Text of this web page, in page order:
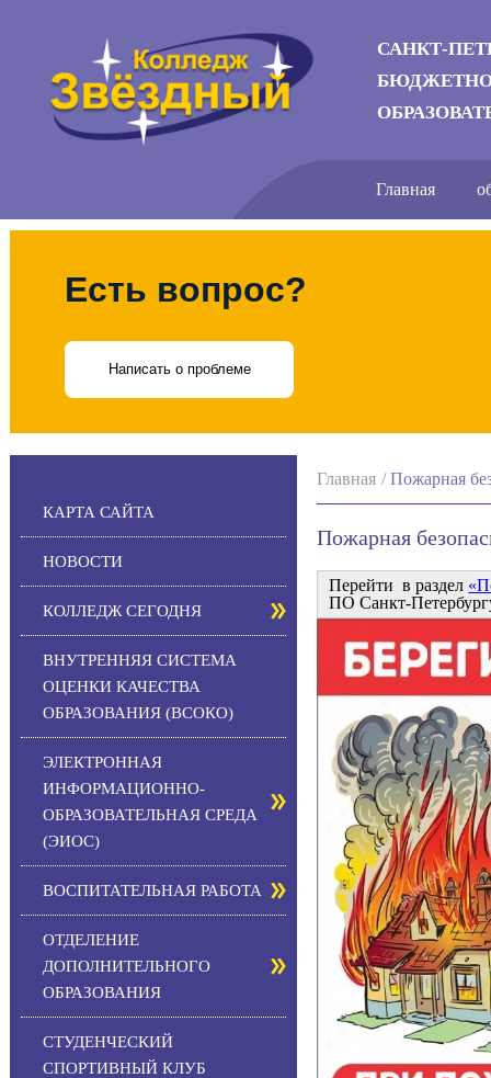
САНКТ-
Главная
Есть вопрос?
Написать о проблеме
КАРТА САЙТА
НОВОСТИ
КОЛЛЕДЖ СЕГОДНЯ
ВНУТРЕННЯЯ СИСТЕМА
ОЦЕНКИ КАЧЕСТВА
ОБРАЗОВАНИЯ (ВСОКО)
ЭЛЕКТРОННАЯ
ИНФОРМАЦИОННО-
ОБРАЗОВАТЕЛЬНАЯ СРЕДА
(ЭИОС)
ВОСПИТАТЕЛЬНАЯ РАБОТА
ОТДЕЛЕНИЕ
ДОПОЛНИТЕЛЬНОГО
ОБРАЗОВАНИЯ
СТУДЕНЧЕСКИЙ
СПОРТИВНЫЙ КЛУБ
Главная Пожарная
Пожарная
Перейти в раздел
ПО Санкт-